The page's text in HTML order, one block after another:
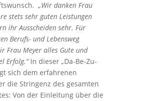
„Wir danken Frau
stets sehr guten Leistungen
ihr Ausscheiden sehr. Für
Berufs- und Lebensweg
Frau Meyer alles Gute und
Erfolg.“In dieser „Da-Be-Zu-
sich dem erfahrenen
die Stringenz des gesamten
Von der Einleitung über die